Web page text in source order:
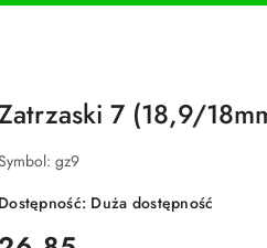
7 (18,9/
gz9
Dostępność: Duża dostępność